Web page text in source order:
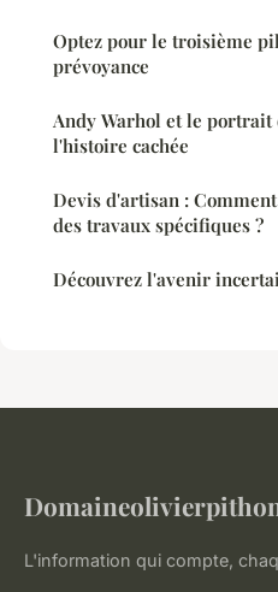
Optez pour le troisième
prévoyance
Andy Warhol et le
l'histoire cachée
Devis d'artisan :
des travaux spécifiques ?
Découvrez l'avenir
L'information qui compte,